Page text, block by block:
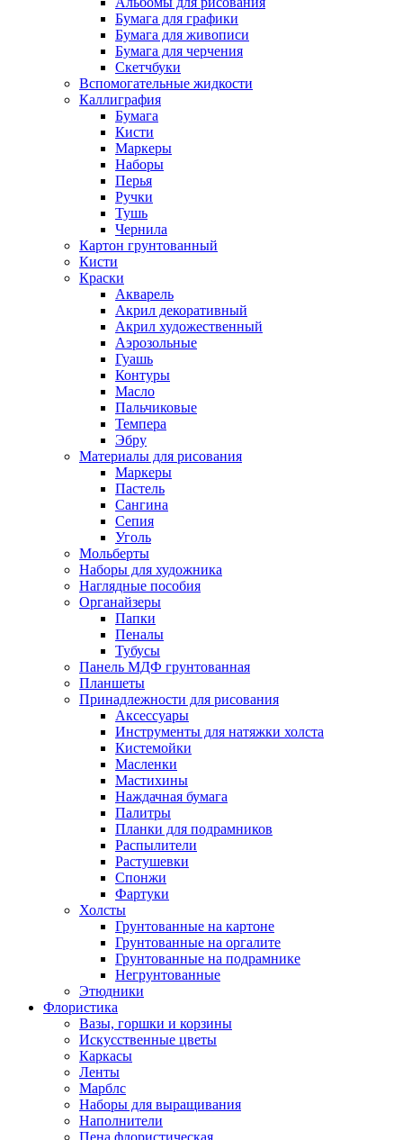
Бумага для графики
Бумага для живописи
Бумага для черчения
Скетчбуки
Вспомогательные жидкости
Каллиграфия
Бумага
Кисти
Маркеры
Наборы
Перья
Ручки
Тушь
Чернила
Картон грунтованный
Кисти
Краски
Акварель
Акрил декоративный
Акрил художественный
Аэрозольные
Гуашь
Контуры
Масло
Пальчиковые
Темпера
Эбру
Материалы для рисования
Маркеры
Пастель
Сангина
Сепия
Уголь
Мольберты
Наборы для художника
Наглядные пособия
Органайзеры
Папки
Пеналы
Тубусы
Панель МДФ грунтованная
Планшеты
Принадлежности для рисования
Аксессуары
Инструменты для натяжки холста
Кистемойки
Масленки
Мастихины
Наждачная бумага
Палитры
Планки для подрамников
Распылители
Растушевки
Спонжи
Фартуки
Холсты
Грунтованные на картоне
Грунтованные на оргалите
Грунтованные на подрамнике
Негрунтованные
Этюдники
Флористика
Вазы, горшки и корзины
Искусственные цветы
Каркасы
Ленты
Марблс
Наборы для выращивания
Наполнители
Пена флористическая